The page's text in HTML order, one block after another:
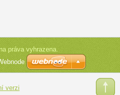
práva vyhrazena.
verzi